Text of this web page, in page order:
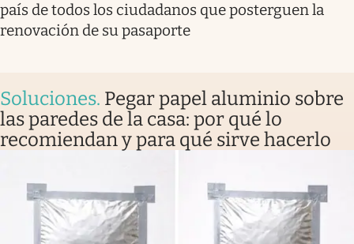
país de todos los ciudadanos que posterguen la
renovación de su pasaporte
Soluciones. Pegar papel aluminio sobre
las paredes de la casa: por qué lo
recomiendan y para qué sirve hacerlo